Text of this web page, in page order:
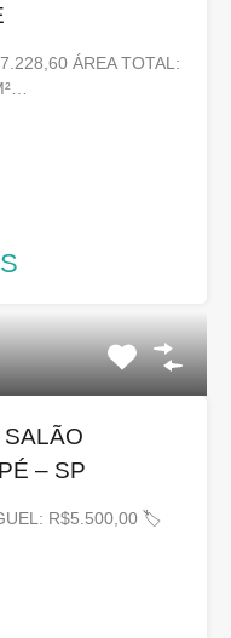
ÁREA TOTAL:
– SP
R$5.500,00 🏷